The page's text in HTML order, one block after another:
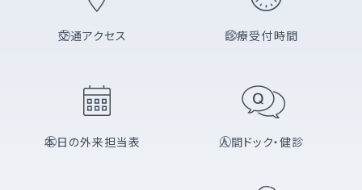
交通アクセス 診療受付時間
本日の外来担当表 人間ドック・健診